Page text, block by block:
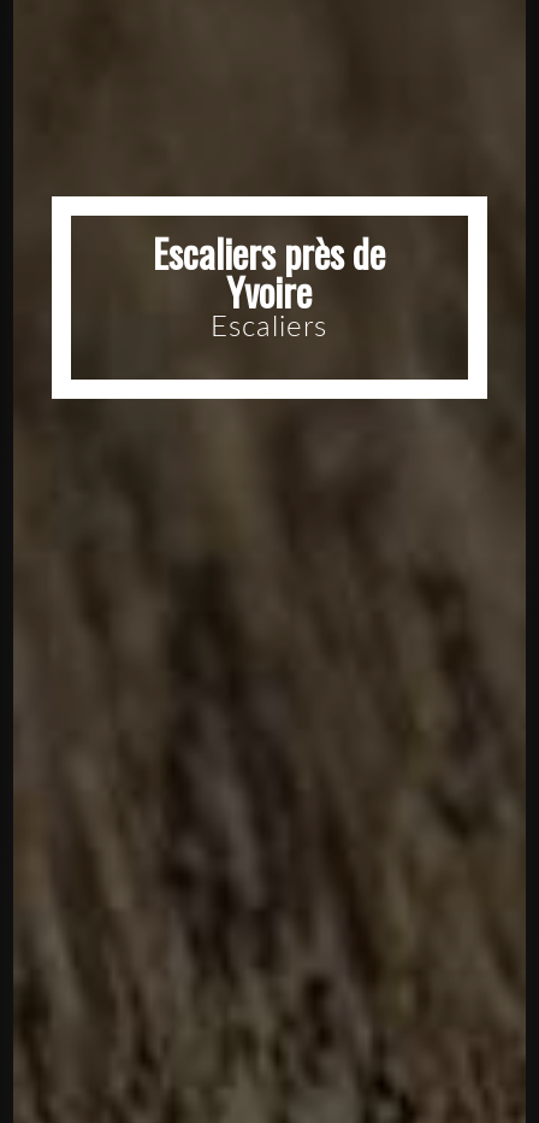
Escaliers près de
Yvoire
Escaliers